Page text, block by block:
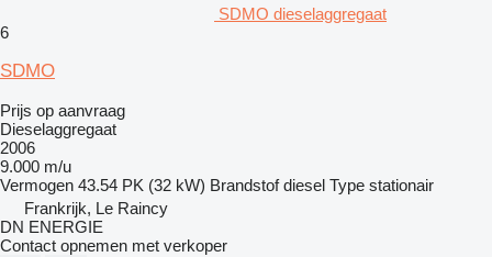
SDMO dieselaggregaat
6
SDMO
Prijs op aanvraag
Dieselaggregaat
2006
9.000 m/u
Vermogen 43.54 PK (32 kW) Brandstof diesel Type stationair
Frankrijk, Le Raincy
DN ENERGIE
Contact opnemen met verkoper